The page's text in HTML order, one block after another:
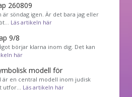
260809
är söndag igen. Är det bara jag eller
Läs artikeln här
9/8
börjar klarna inom dig. Det kan
här
modell för
är en central modell inom judisk
utfor… Läs artikeln här